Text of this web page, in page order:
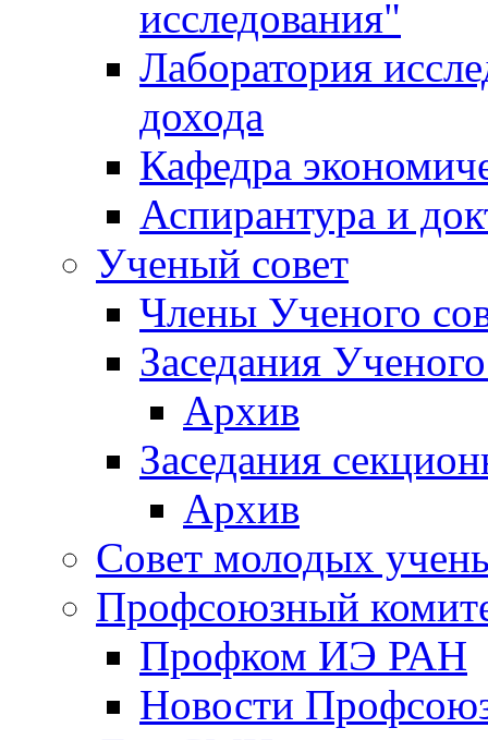
исследования"
Лаборатория
дохода
Кафедра
Аспирантура и
Ученый совет
Члены Ученого
Заседания
Архив
Заседания
Архив
Совет молодых
Профсоюзный
Профком ИЭ РАН
Новости